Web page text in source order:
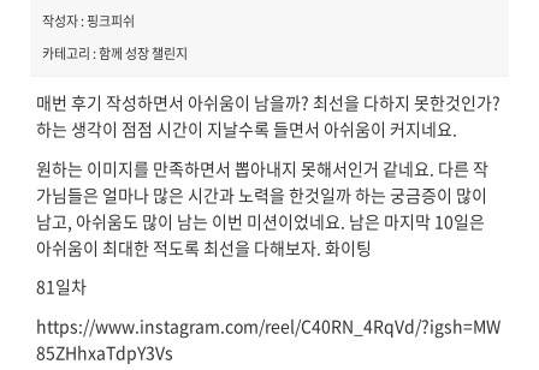
작성자 : 핑크피쉬
카테고리 : 함께 성장 챌린지
매번 후기 작성하면서 아쉬움이 남을까? 최선을 다하지 못한것인가?
하는 생각이 점점 시간이 지날수록 들면서 아쉬움이 커지네요.
원하는 이미지를 만족하면서 뽑아내지 못해서인거 같네요. 다른 작
가님들은 얼마나 많은 시간과 노력을 한것일까 하는 궁금증이 많이
남고, 아쉬움도 많이 남는 이번 미션이었네요. 남은 마지막 10일은
아쉬움이 최대한 적도록 최선을 다해보자. 화이팅
81일차
https://www.instagram.com/reel/C40RN_4RqVd/?igsh=MW
85ZHhxaTdpY3Vs